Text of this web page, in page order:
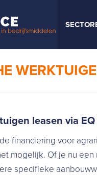
leasen via
financiering voor
mogelijk. Of je nu
specifieke